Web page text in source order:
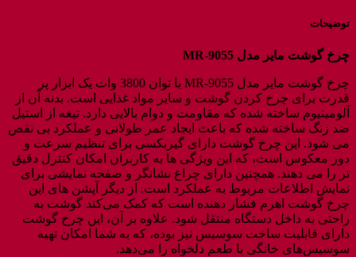
توضیحات
چرخ گوشت مایر مدل MR-9055
چرخ گوشت مایر مدل MR-9055 با توان 3800 وات یک ابزار پر
قدرت برای چرخ کردن گوشت و سایر مواد غذایی است. بدنه آن از
آلومینیوم ساخته شده که مقاومت و دوام بالایی دارد. تیغه از استیل
ضد زنگ ساخته شده که باعث ایجاد عمر طولانی و عملکرد بی ‌نقص
می ‌شود. این چرخ گوشت دارای گیربکسی برای تنظیم سرعت و
دور معکوس است، که این ویژگی‌ ها به کاربران امکان کنترل دقیق
تر را می‌ دهند. همچنین دارای چراغ نشانگر و صفحه نمایشی برای
نمایش اطلاعات مربوط به عملکرد است. از دیگر آپشن های این
چرخ گوشت اهرم فشار دهنده است که کمک می‌کند گوشت به
راحتی به داخل دستگاه منتقل شود. علاوه بر آن، این چرخ گوشت
دارای قابلیت ساخت سوسیس نیز بوده، که به شما امکان تهیه
سوسیس‌های خانگی با طعم دلخواه را می‌دهد.